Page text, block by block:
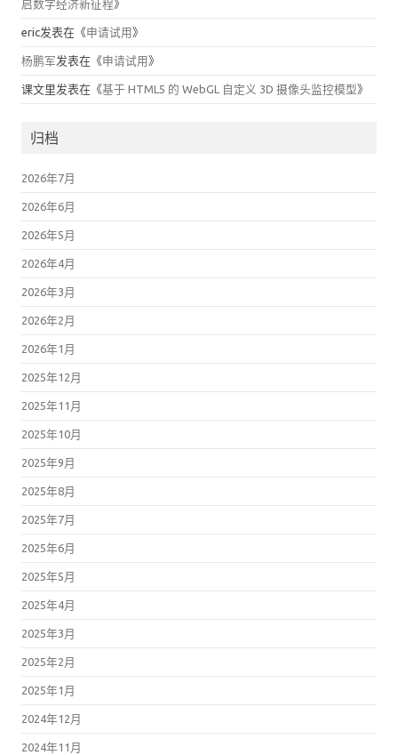
启数字经济新征程》
eric发表在《申请试用 》
杨鹏军发表在《申请试用 》
课文里发表在《基于 HTML5 的 WebGL 自定义 3D 摄像头监控模型》
归档
2026年7月
2026年6月
2026年5月
2026年4月
2026年3月
2026年2月
2026年1月
2025年12月
2025年11月
2025年10月
2025年9月
2025年8月
2025年7月
2025年6月
2025年5月
2025年4月
2025年3月
2025年2月
2025年1月
2024年12月
2024年11月